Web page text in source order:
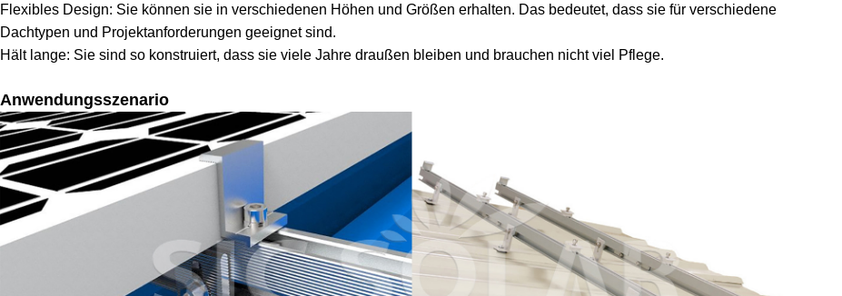
Flexibles Design: Sie können sie in verschiedenen Höhen und Größen erhalten. Das bedeutet, dass sie für verschiedene
Dachtypen und Projektanforderungen geeignet sind.
Hält lange: Sie sind so konstruiert, dass sie viele Jahre draußen bleiben und brauchen nicht viel Pflege.
Anwendungsszenario